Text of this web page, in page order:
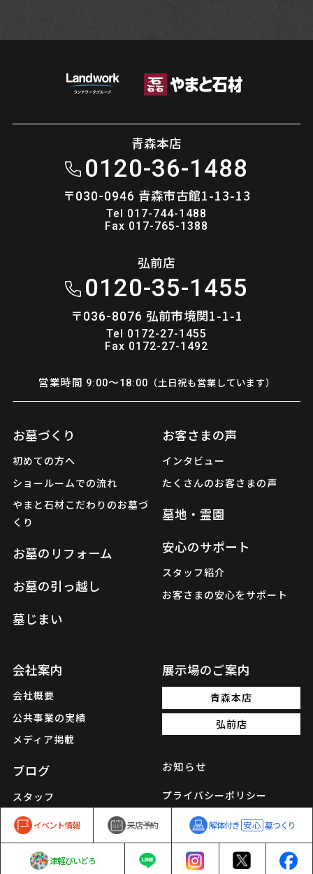
イベント情報 来店予約 解体付き 安心 墓つくり
津軽びいどろ
青森本店
0120-36-1488
〒 030-0946 青森市古館1-13-13
Tel 017-744-1488
Fax 017-765-1388
弘前店
0120-35-1455
〒 036-8076 弘前市境関1-1-1
Tel 0172-27-1455
Fax 0172-27-1492
営業時間 9:00〜18:00 （土日祝も営業しています）
お墓づくり
初めての方へ
ショールームでの流れ
やまと石材こだわりのお墓づ
くり
お墓のリフォーム
お墓の引っ越し
墓じまい
お客さまの声
インタビュー
たくさんのお客さまの声
墓地・霊園
安心のサポート
スタッフ紹介
お客さまの安心をサポート
会社案内
会社概要
公共事業の実績
メディア掲載
ブログ
スタッフ
職人
展示場のご案内
青森本店
弘前店
お知らせ
プライバシーポリシー
© 2022 YAMATO SEKIZAI CO.,LTD. All rights reseved.